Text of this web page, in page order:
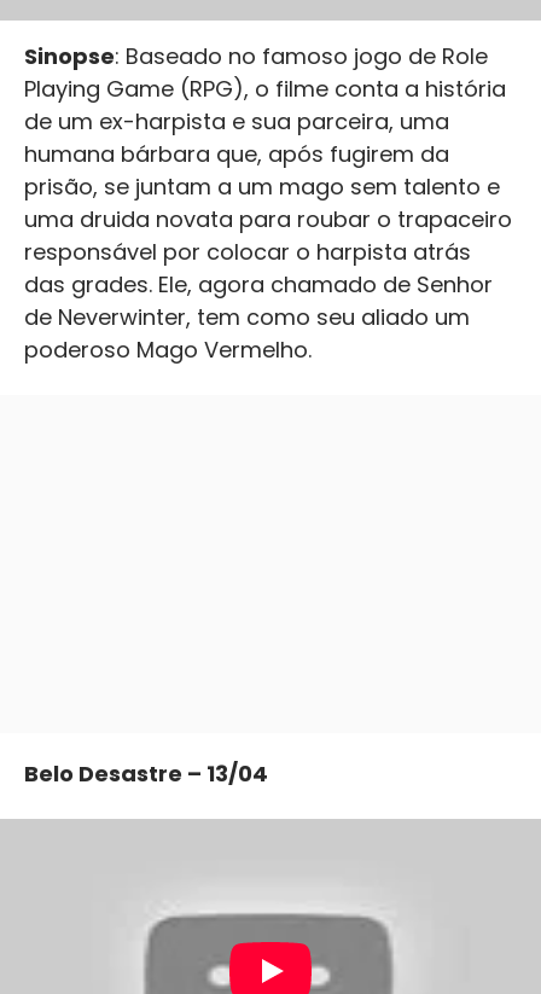
Sinopse: Baseado no famoso jogo de Role
Playing Game (RPG), o filme conta a história
de um ex-harpista e sua parceira, uma
humana bárbara que, após fugirem da
prisão, se juntam a um mago sem talento e
uma druida novata para roubar o trapaceiro
responsável por colocar o harpista atrás
das grades. Ele, agora chamado de Senhor
de Neverwinter, tem como seu aliado um
poderoso Mago Vermelho.
Belo Desastre – 13/04